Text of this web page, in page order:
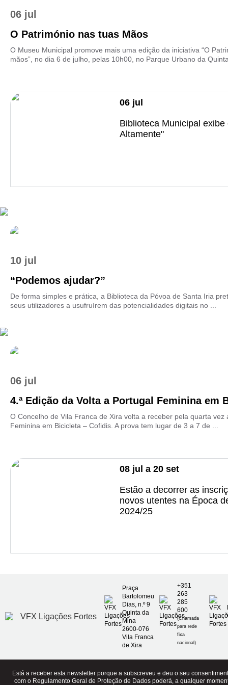
06 jul
O Património nas tuas Mãos
O Museu Municipal promove mais uma edição da iniciativa “O
mãos”, no dia 6 de julho, pelas 10h00, no Parque Urbano da
06 jul
Biblioteca Municipal exibe
Altamente"
10 jul
“Podemos ajudar?”
De forma simples e prática, a Biblioteca da Póvoa de Santa Iria
seus utilizadores a usufruírem das potencialidades digitais no ...
06 jul
4.ª Edição da Volta a Portugal Feminina em
O Concelho de Vila Franca de Xira volta a receber pela quarta vez
Feminina em Bicicleta – Cofidis. A prova tem lugar de 3 a 7 de ...
08 jul a 20 set
Estão a decorrer as
novos utentes na Época
2024/25
Praça
Bartolomeu
Dias, n.º 9
Quinta da
Mina
2600-076
Vila Franca
de Xira
+351
263
285
600
(Chamada
para rede
fixa
nacional)
Está a receber esta newsletter porque a subscreveu e deu o seu
com o Regulamento Geral de Proteção de Dados poderá, a qualquer